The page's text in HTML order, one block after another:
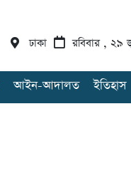
ঢাকা রবিবার ,
আইন-আদালত ইতিহাস